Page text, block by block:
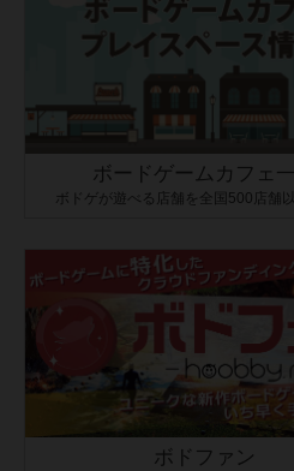
ボードゲームカフェ
ボドゲが遊べる店舗を全国500店舗
ボドファン